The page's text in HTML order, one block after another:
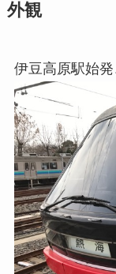
外観
伊豆高原駅始発